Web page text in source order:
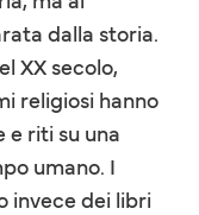
dalla storia.
XX secolo,
religiosi hanno
riti su una
umano. I
invece dei libri